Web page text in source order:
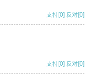
支持[0] 反对[0]
支持[0] 反对[0]